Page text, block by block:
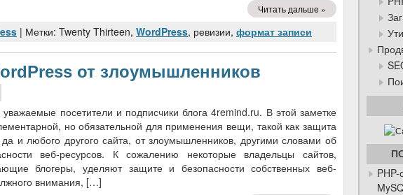
Читать дальше »
| Метки: Twenty Thirteen, WordPress, ревизии, формат записи
от злоумышленников
посетители и подписчики блога 4remind.ru. В этой заметке
но обязательной для применения вещи, такой как защита
и любого другого сайта, от злоумышленников, другими словами об
веб-ресурсов. К сожалению некоторые владельцы сайтов,
блогеры, уделяют защите и безопасности собственных веб-
внимания, […]